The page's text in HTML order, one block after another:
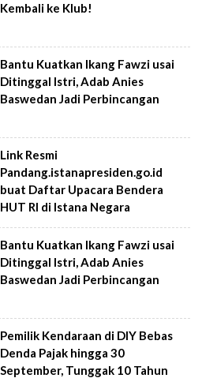
Kembali ke Klub!
Bantu Kuatkan Ikang Fawzi usai
Ditinggal Istri, Adab Anies
Baswedan Jadi Perbincangan
Link Resmi
Pandang.istanapresiden.go.id
buat Daftar Upacara Bendera
HUT RI di Istana Negara
Bantu Kuatkan Ikang Fawzi usai
Ditinggal Istri, Adab Anies
Baswedan Jadi Perbincangan
Pemilik Kendaraan di DIY Bebas
Denda Pajak hingga 30
September, Tunggak 10 Tahun